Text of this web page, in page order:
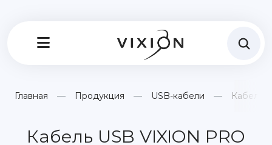
Главная Продукция USB-кабели Кабель
Кабель USB VIXION PRO